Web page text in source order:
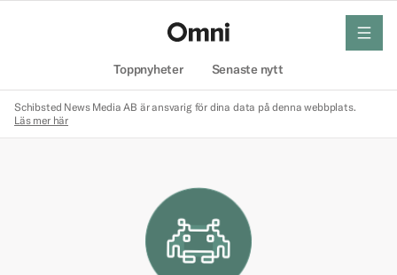
Toppnyheter Senaste nytt
meny
Schibsted News Media AB är ansvarig för dina data på denna webbplats.
Läs mer här